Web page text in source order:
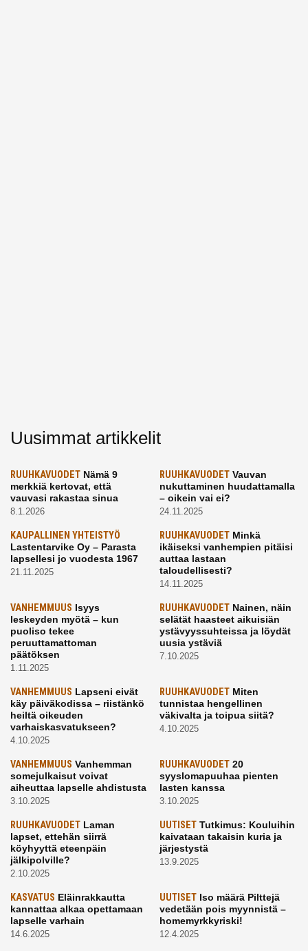
Uusimmat artikkelit
RUUHKAVUODET Nämä 9
merkkiä kertovat, että
vauvasi rakastaa sinua
8.1.2026
RUUHKAVUODETVauvan
nukuttaminen huudattamalla
– oikein vai ei?
24.11.2025
KAUPALLINEN YHTEISTYÖ
Lastentarvike Oy – Parasta
lapsellesi jo vuodesta 1967
21.11.2025
RUUHKAVUODETMinkä
ikäiseksi vanhempien pitäisi
auttaa lastaan
taloudellisesti?
14.11.2025
VANHEMMUUS Isyys
leskeyden myötä – kun
puoliso tekee
peruuttamattoman
päätöksen
1.11.2025
RUUHKAVUODETNainen, näin
selätät haasteet aikuisiän
ystävyyssuhteissa ja löydät
uusia ystäviä
7.10.2025
VANHEMMUUS Lapseni eivät
käy päiväkodissa – riistänkö
heiltä oikeuden
varhaiskasvatukseen?
4.10.2025
RUUHKAVUODETMiten
tunnistaa hengellinen
väkivalta ja toipua siitä?
4.10.2025
VANHEMMUUS Vanhemman
somejulkaisut voivat
aiheuttaa lapselle ahdistusta
3.10.2025
RUUHKAVUODET20
syyslomapuuhaa pienten
lasten kanssa
3.10.2025
RUUHKAVUODET Laman
lapset, ettehän siirrä
köyhyyttä eteenpäin
jälkipolville?
2.10.2025
UUTISETTutkimus: Kouluihin
kaivataan takaisin kuria ja
järjestystä
13.9.2025
KASVATUS Eläinrakkautta
kannattaa alkaa opettamaan
lapselle varhain
14.6.2025
UUTISETIso määrä Pilttejä
vedetään pois myynnistä –
homemyrkkyriski!
12.4.2025